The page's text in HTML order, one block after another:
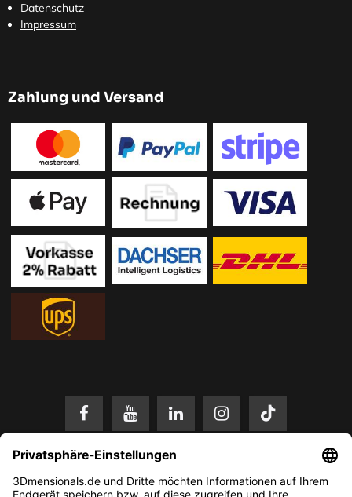
Datenschutz
Impressum
Zahlung und Versand
* Alle Preise in EUR inkl. gesetzl. Mehrwertsteuer zzgl. Versandkosten.
Änderungen und Irrtümer vorbehalten. Nur solange der Vorrat reicht.
© 2026 3Dmensionals / PONTIALIS GmbH & Co. KG - All Rights Reserved.​